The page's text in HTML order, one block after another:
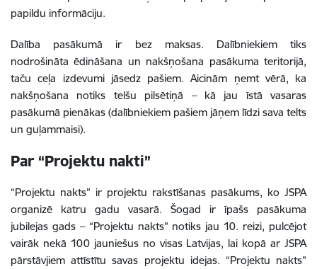
papildu informāciju.
Dalība pasākumā ir bez maksas. Dalībniekiem tiks
nodrošināta ēdināšana un nakšņošana pasākuma teritorijā,
taču ceļa izdevumi jāsedz pašiem. Aicinām ņemt vērā, ka
nakšņošana notiks telšu pilsētiņā – kā jau īstā vasaras
pasākumā pienākas (dalībniekiem pašiem jāņem līdzi sava telts
un guļammaisi).
Par “Projektu nakti”
“Projektu nakts” ir projektu rakstīšanas pasākums, ko JSPA
organizē katru gadu vasarā. Šogad ir īpašs pasākuma
jubilejas gads – “Projektu nakts” notiks jau 10. reizi, pulcējot
vairāk nekā 100 jauniešus no visas Latvijas, lai kopā ar JSPA
pārstāvjiem attīstītu savas projektu idejas. “Projektu nakts”